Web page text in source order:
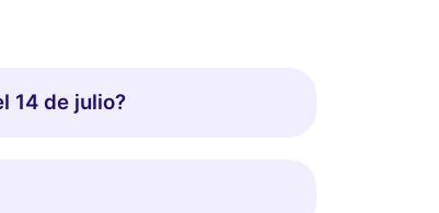
14 de julio?